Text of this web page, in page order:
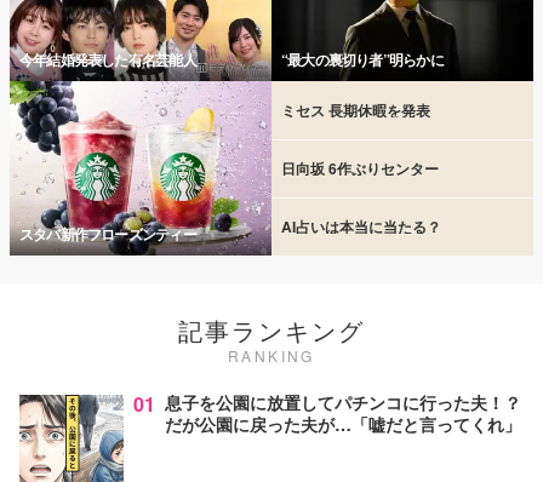
今年結婚発表した有名芸能人 “最大の裏切り者”明らかに
スタバ新作フローズンティー
ミセス 長期休暇を発表
日向坂 6作ぶりセンター
AI占いは本当に当たる？
記事ランキング
RANKING
01 息子を公園に放置してパチンコに行った夫！？
だが公園に戻った夫が…「嘘だと言ってくれ」